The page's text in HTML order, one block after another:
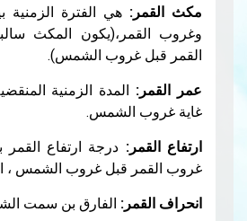
هي الفترة الزمنية بين غروب الشمس
المكث سالبا في حالة غروب
غروب الشمس).
المدة الزمنية المنقضية من الاقتران إلى
الشمس.
درجة ارتفاع القمر بالنسبة للأفق (عند
قبل غروب الشمس ، الارتفاع =****).
الفارق بن سمت الشمس وسمت القمر.